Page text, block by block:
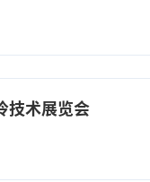
技术展览会